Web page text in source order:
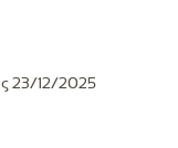
23/12/2025